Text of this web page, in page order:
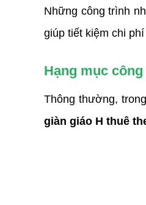
Những công trình
giúp tiết kiệm chi
Hạng mục
giàn giáo H thuê